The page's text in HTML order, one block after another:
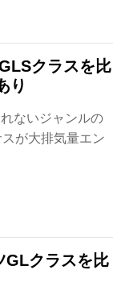
クラスを比
り
ないジャンルの
が大排気量エン
GLクラスを比